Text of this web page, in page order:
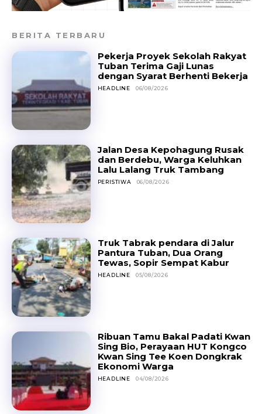
BERITA TERBARU
Pekerja Proyek Sekolah Rakyat
Tuban Terima Gaji Lunas
dengan Syarat Berhenti Bekerja
HEADLINE 06/08/2026
Jalan Desa Kepohagung Rusak
dan Berdebu, Warga Keluhkan
Lalu Lalang Truk Tambang
PERISTIWA 06/08/2026
Truk Tabrak pendara di Jalur
Pantura Tuban, Dua Orang
Tewas, Sopir Sempat Kabur
HEADLINE 05/08/2026
Ribuan Tamu Bakal Padati Kwan
Sing Bio, Perayaan HUT Kongco
Kwan Sing Tee Koen Dongkrak
Ekonomi Warga
HEADLINE 04/08/2026